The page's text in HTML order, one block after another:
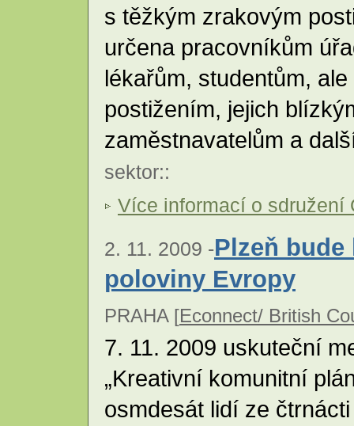
s těžkým zrakovým
určena pracovníkům
lékařům, studentům,
postižením, jejich
zaměstnavatelům a
sektor::
Více informací o sdružení
2. 11. 2009 -Plzeň
poloviny Evropy
PRAHA [Econnect/ British
7. 11. 2009 uskuteční
„Kreativní komunitní
osmdesát lidí ze